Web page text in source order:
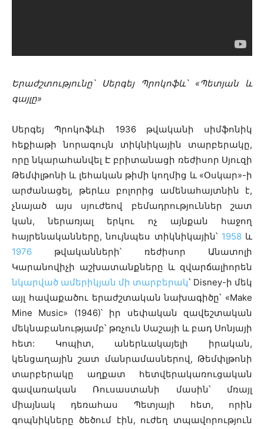
Երաժշտությունը՝ Սերգեյ Պրոկոֆև՝ «Պետյան և
գայլը»
Սերգեյ Պրոկոֆևի 1936 թվականի սիմֆոնիկ
հեքիաթի նորագույն տիկնիկային տարբերակը,
որը նկարահանվել Է բրիտանացի ռեժիսոր Սյուզի
Թեմփլթոնի և լեհական թիմի կողմից և «Օսկար»-ի
արժանացել, թերևս բոլորից ամենահայտնին է,
չնայած այս սյուժեով բեմադրություններ շատ
կան, ներառյալ երկու ոչ այնքան հաջող
հայրենականները, նույնպես տիկնիկային՝ 1958և
1976 թվականների՝ ռեժիսոր Անատոլի
Կարանովիչի աշխատանքները և զվարճալիորեն
նկարված ամերիկյան մի տարբերակ՝ Disney-ի մեկ
այլ հավաքածու երաժշտական նախագիծը՝ «Make
Mine Music» (1946)՝ իր սեփական զավեշտական
մեկնաբանությամբ՝ թռչուն Սաշայի և բադ Սոնյայի
հետ: Կոպիտ, աներևակայելի իրական,
կենցաղային շատ մանրամասներով, Թեմփլթոնի
տարբերակը աղքատ հետվերակառուցական
գավառական Ռուսաստանի մասին՝ մռայլ
միայնակ դեռահաս Պետյայի հետ, որին
գոպնիկները ծեծում էին, ուժեղ տպավորություն